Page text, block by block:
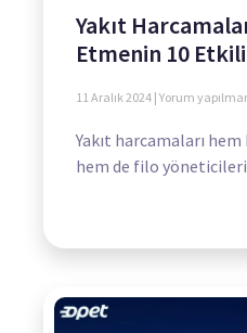
Yakıt
Etmenin 10
11 Aralık 2024 Yorum
Yakıt harcamaları
hem de filo